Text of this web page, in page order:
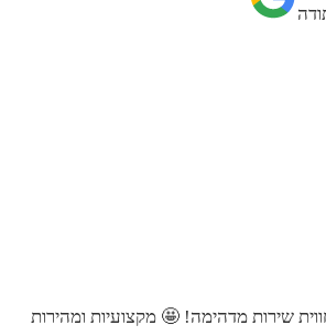
שירות מדהימה! 🤩 מקצועיות ומהירות